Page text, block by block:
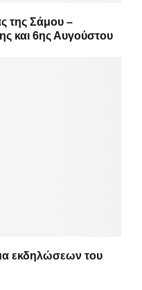
της Σάμου –
και 6ης Αυγούστου
εκδηλώσεων του